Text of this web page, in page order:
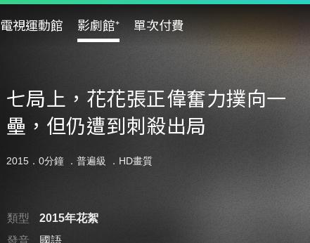
電視運動館 影劇館⁺ 單次付費
七局上，花花張正偉奮力撲向一
壘，但仍遭到刺殺出局
2015．0分鐘 ． 普遍級 ．HD畫質
類型
2015年花絮
發音
國語